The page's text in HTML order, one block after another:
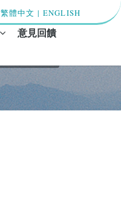
繁體中文 | ENGLISH
意見回饋